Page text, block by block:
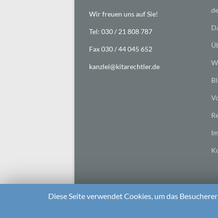
Wir freuen uns auf Sie!
Tel: 030 / 21 808 787
Fax 030 / 44 045 652
kanzlei@kitarechtler.de
Diese Seite verwendet Cookies, um das